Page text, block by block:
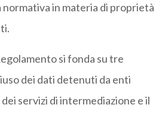
normativa in materia di proprietà
si fonda su tre
dei dati detenuti da enti
servizi di intermediazione e il